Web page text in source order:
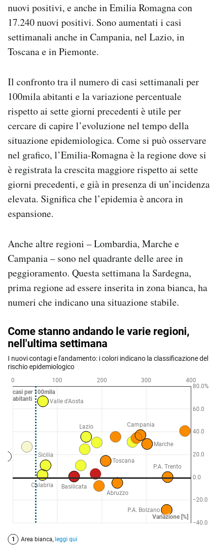
nuovi positivi, e anche in Emilia Romagna con
17.240 nuovi positivi. Sono aumentati i casi
settimanali anche in Campania, nel Lazio, in
Toscana e in Piemonte.
Il confronto tra il numero di casi settimanali per
100mila abitanti e la variazione percentuale
rispetto ai sette giorni precedenti è utile per
cercare di capire l’evoluzione nel tempo della
situazione epidemiologica. Come si può osservare
nel grafico, l’Emilia-Romagna è la regione dove si
è registrata la crescita maggiore rispetto ai sette
giorni precedenti, e già in presenza di un’incidenza
elevata. Significa che l’epidemia è ancora in
espansione.
Anche altre regioni – Lombardia, Marche e
Campania – sono nel quadrante delle aree in
peggioramento. Questa settimana la Sardegna,
prima regione ad essere inserita in zona bianca, ha
numeri che indicano una situazione stabile.